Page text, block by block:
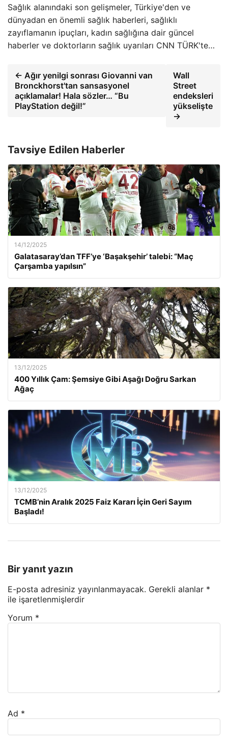
Sağlık alanındaki son gelişmeler, Türkiye'den ve
dünyadan en önemli sağlık haberleri, sağlıklı
zayıflamanın ipuçları, kadın sağlığına dair güncel
haberler ve doktorların sağlık uyarıları CNN TÜRK'te…
← Ağır yenilgi sonrası Giovanni van
Bronckhorst'tan sansasyonel
açıklamalar! Hala sözler… “Bu
PlayStation değil!”
Wall
Street
endeksleri
yükselişte
→
Tavsiye Edilen Haberler
14/12/2025
Galatasaray’dan TFF’ye ‘Başakşehir’ talebi: “Maç
Çarşamba yapılsın”
13/12/2025
400 Yıllık Çam: Şemsiye Gibi Aşağı Doğru Sarkan
Ağaç
13/12/2025
TCMB’nin Aralık 2025 Faiz Kararı İçin Geri Sayım
Başladı!
Bir yanıt yazın
E-posta adresiniz yayınlanmayacak. Gerekli alanlar *
ile işaretlenmişlerdir
Yorum *
Ad *